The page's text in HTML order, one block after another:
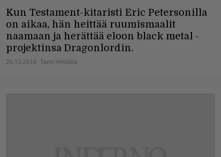
Kun Testament-kitaristi Eric Petersonilla
on aikaa, hän heittää ruumismaalit
naamaan ja herättää eloon black metal -
projektinsa Dragonlordin.
26.12.2018 Tami Hintikka